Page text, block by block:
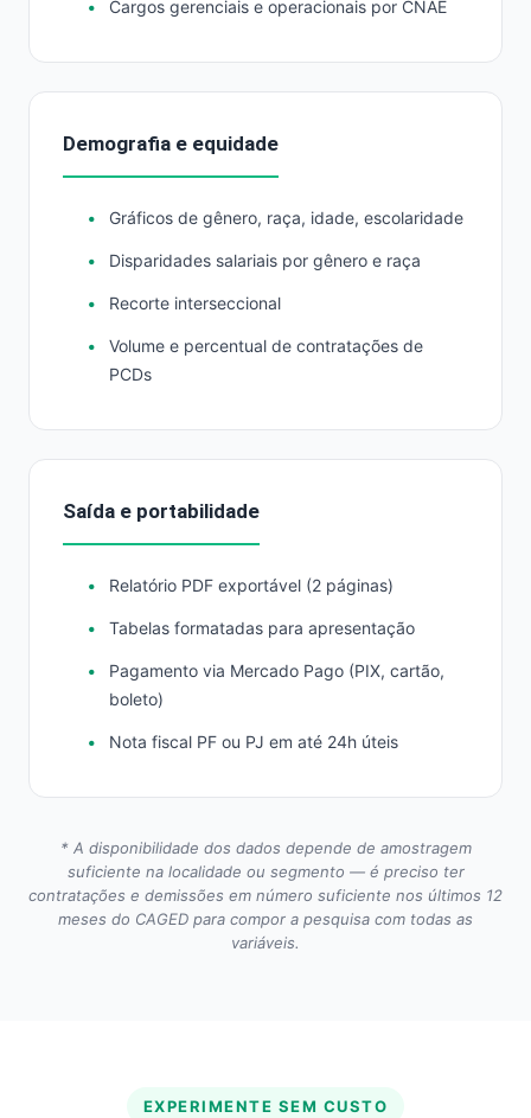
Cargos gerenciais e operacionais por CNAE
Demografia e equidade
Gráficos de gênero, raça, idade, escolaridade
Disparidades salariais por gênero e raça
Recorte interseccional
Volume e percentual de contratações de
PCDs
Saída e portabilidade
Relatório PDF exportável (2 páginas)
Tabelas formatadas para apresentação
Pagamento via Mercado Pago (PIX, cartão,
boleto)
Nota fiscal PF ou PJ em até 24h úteis
* A disponibilidade dos dados depende de amostragem
suficiente na localidade ou segmento — é preciso ter
contratações e demissões em número suficiente nos últimos 12
meses do CAGED para compor a pesquisa com todas as
variáveis.
EXPERIMENTE SEM CUSTO